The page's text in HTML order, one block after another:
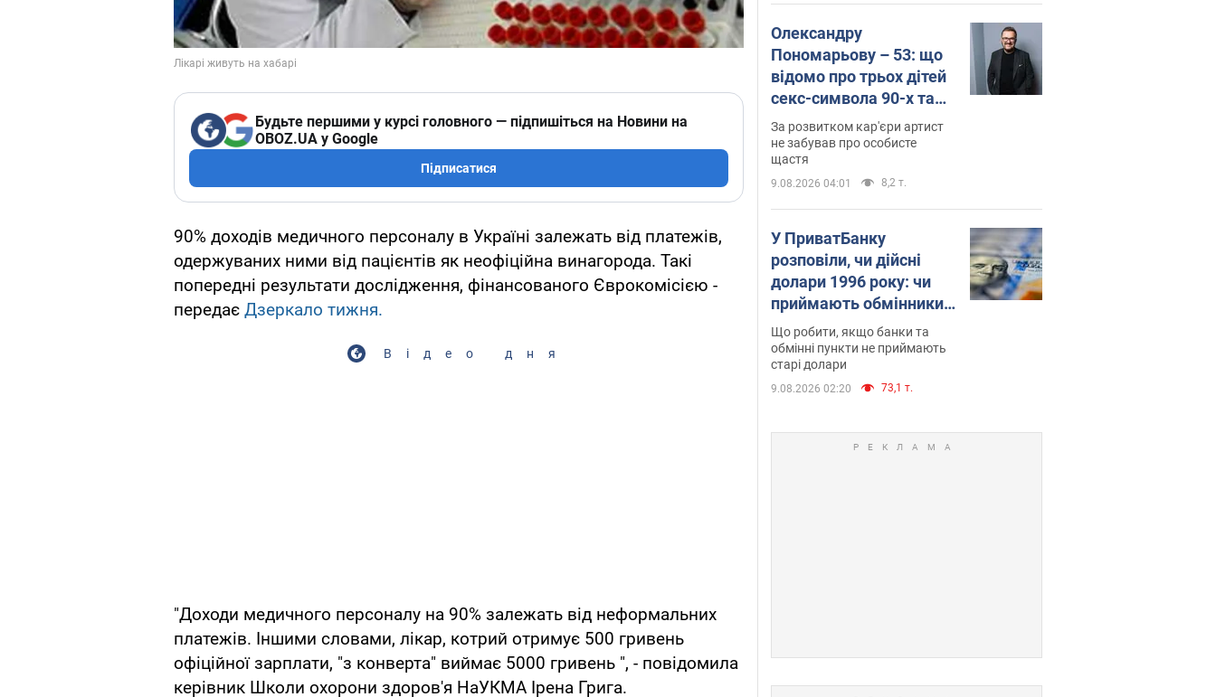
Будьте першими у курсі головного — підпишіться на Новини на
OBOZ.UA у Google
Підписатися
90% доходів медичного персоналу в Україні залежать від платежів,
одержуваних ними від пацієнтів як неофіційна винагорода. Такі
попередні результати дослідження, фінансованого Єврокомісією -
передає Дзеркало тижня.
Відео дня
"Доходи медичного персоналу на 90% залежать від неформальних
платежів. Іншими словами, лікар, котрий отримує 500 гривень
офіційної зарплати, "з конверта" виймає 5000 гривень ", - повідомила
керівник Школи охорони здоров'я НаУКМА Ірена Грига.
Олександру
Пономарьову – 53: що
відомо про трьох дітей
секс-символа 90-х та
який вигляд вони
мають
За розвитком кар'єри артист
не забував про особисте
щастя
9.08.2026 04:01 8,2 т.
У ПриватБанку
розповіли, чи дійсні
долари 1996 року: чи
приймають обмінники
та банки такі купюри
Що робити, якщо банки та
обмінні пункти не приймають
старі долари
9.08.2026 02:20 73,1 т.